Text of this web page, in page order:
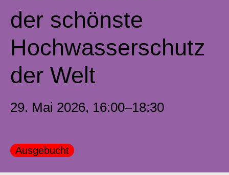
der schönste
Hochwasserschutz
der Welt
29. Mai 2026, 16:00–18:30
Kategorie:
Ausgebucht